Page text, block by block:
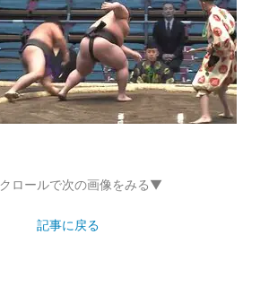
ロールで次の画像をみる▼
記事に戻る